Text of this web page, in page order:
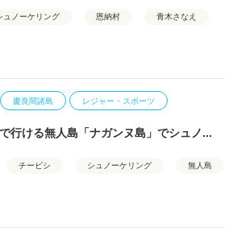
ュノーケリング 恩納村 青木さなえ
慶良間諸島 レジャー・スポーツ
行ける無人島「ナガンヌ島」でシュノ...
チービシ シュノーケリング 無人島